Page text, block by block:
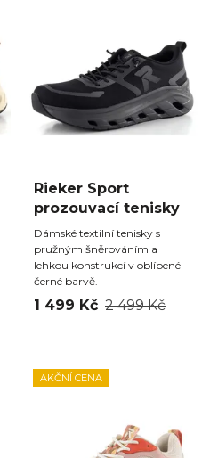
Rieker Sport
prozouvací tenisky
Dámské textilní tenisky s
pružným šněrováním a
lehkou konstrukcí v oblíbené
černé barvě.
1 499 Kč 2 499 Kč
AKČNÍ CENA